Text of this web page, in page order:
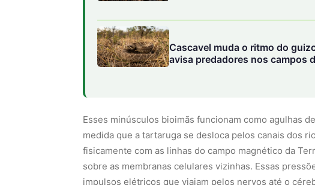
Cascavel muda o ritmo do
avisa predadores nos campos
Esses minúsculos bioimãs funcionam como agulhas
medida que a tartaruga se desloca pelos canais dos
fisicamente com as linhas do campo magnético da
sobre as membranas celulares vizinhas. Essas
impulsos elétricos que viajam pelos nervos até o